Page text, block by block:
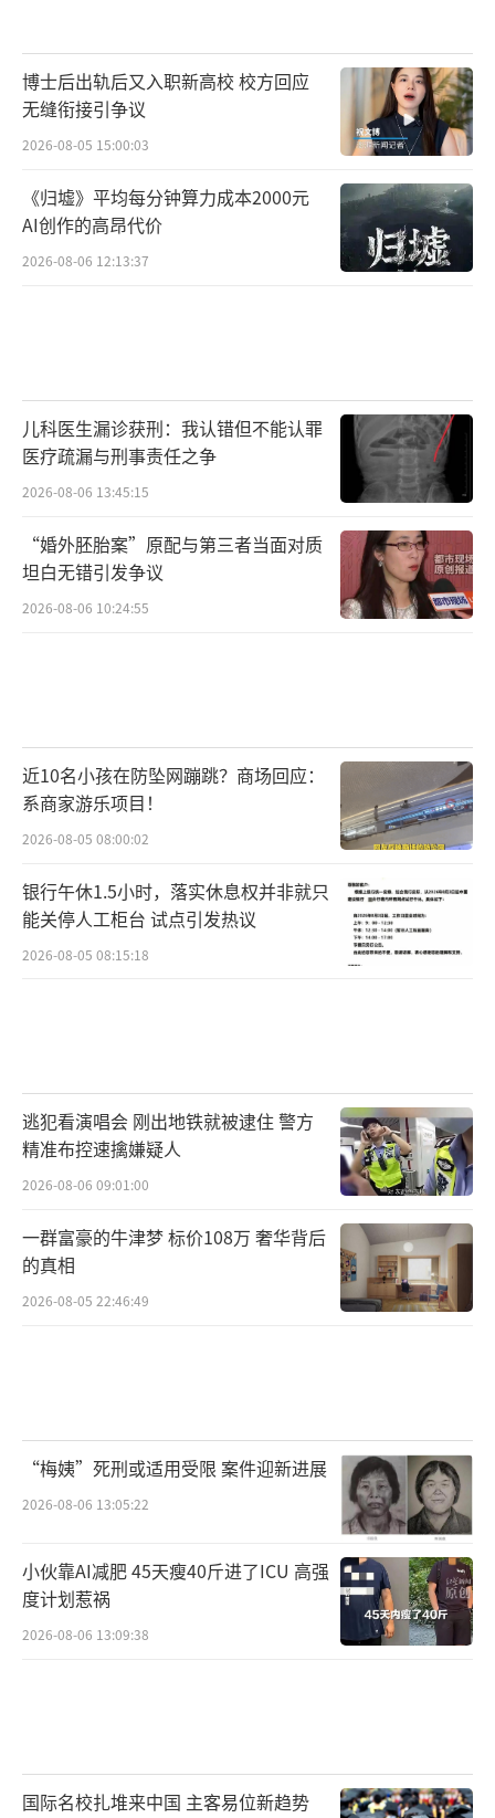
博士后出轨后又入职新高校 校方回应
无缝衔接引争议
2026-08-05 15:00:03
《归墟》平均每分钟算力成本2000元
AI创作的高昂代价
2026-08-06 12:13:37
儿科医生漏诊获刑：我认错但不能认罪
医疗疏漏与刑事责任之争
2026-08-06 13:45:15
“婚外胚胎案”原配与第三者当面对质
坦白无错引发争议
2026-08-06 10:24:55
近10名小孩在防坠网蹦跳？商场回应：
系商家游乐项目！
2026-08-05 08:00:02
银行午休1.5小时，落实休息权并非就只
能关停人工柜台 试点引发热议
2026-08-05 08:15:18
逃犯看演唱会 刚出地铁就被逮住 警方
精准布控速擒嫌疑人
2026-08-06 09:01:00
一群富豪的牛津梦 标价108万 奢华背后
的真相
2026-08-05 22:46:49
“梅姨”死刑或适用受限 案件迎新进展
2026-08-06 13:05:22
小伙靠AI减肥 45天瘦40斤进了ICU 高强
度计划惹祸
2026-08-06 13:09:38
国际名校扎堆来中国 主客易位新趋势